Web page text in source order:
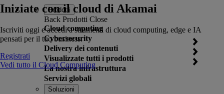
Prodotti
Back Prodotti Close
Cloud computing
Cybersecurity
Delivery dei contenuti
Visualizzate tutti i prodotti
La nostra infrastruttura
Servizi globali
Iniziate con il cloud di Akamai
Iscriviti oggi e accedi a strumenti di cloud computing, edge e IA
pensati per il tuo business.
Registrati
Vedi tutto il Cloud Computing
Soluzioni